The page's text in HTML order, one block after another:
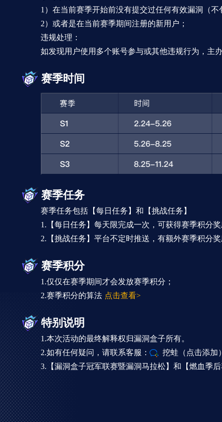
1）在当前赛季开始前没有提交过任何有效漏洞（
2）或者是在当前赛季期间注册的新用户；
违规处理：
如发现用户使用多个账号参与或其他违规行为，主
赛季时间
赛季任务
赛季任务包括【每日任务】和【挑战任务】
1.【每日任务】每天限完成一次，可获得赛季积分
2.【挑战任务】平台不定时推送，有额外赛季积分
赛季积分
1.仅仅在赛季期间才会发放赛季积分；
2.赛季积分的算法 点击查看>
特别说明
1.本次活动的最终解释权归漏洞盒子所有。
2.如有任何疑问，请联系客服：
挖蛙（点击添加
3.【漏洞盒子冠军联赛暨漏洞马拉松】和【燃血季